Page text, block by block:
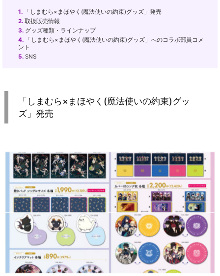
1. 「しまむら×まほやく(魔法使いの約束)グッズ」発売
2. 取扱販売情報
3. グッズ種類・ラインナップ
4. 「しまむら×まほやく(魔法使いの約束)グッズ」へのコラボ部員コメ
ント
5. SNS
「しまむら×まほやく(魔法使いの約束)グッ
ズ」発売